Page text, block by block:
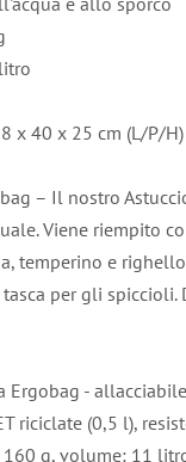
x 40 x 25 cm (L/P/H)
– Il nostro
Viene riempito
temperino e
per gli
Ergobag -
riciclate (0,5 l),
160 g, volume: 11